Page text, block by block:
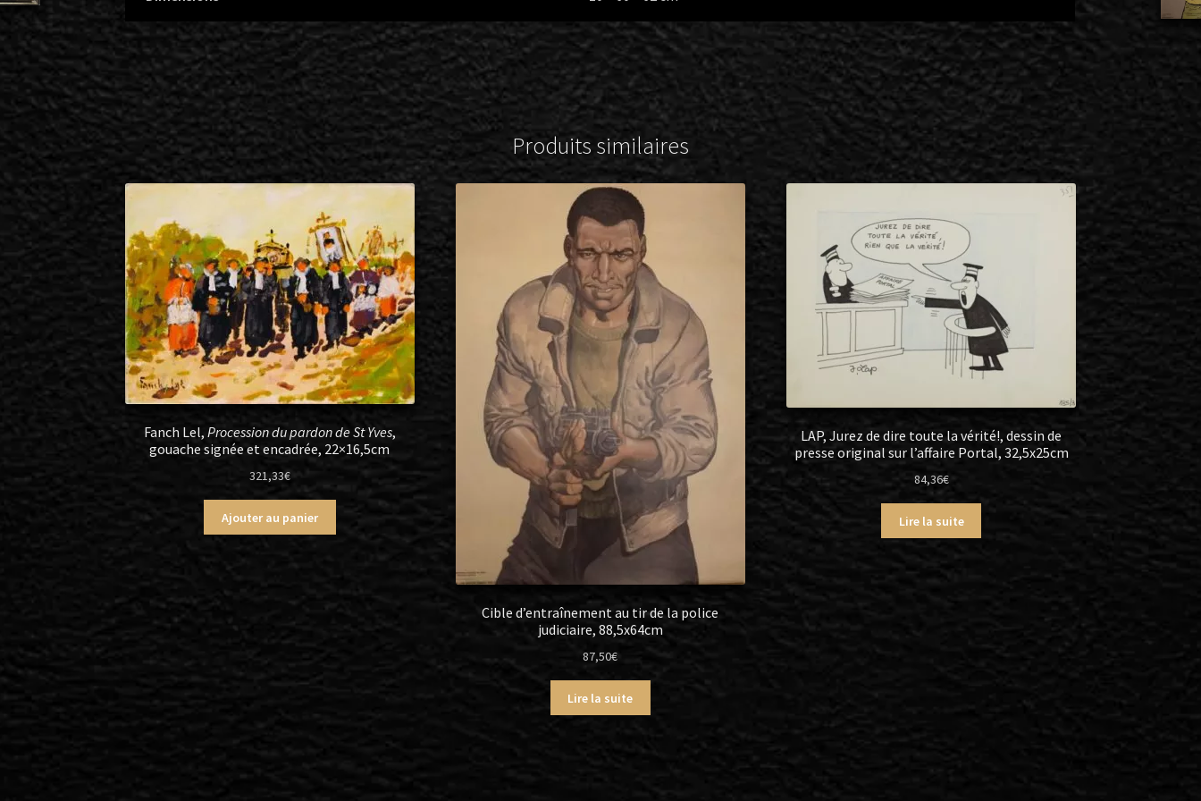
Produits similaires
Fanch Lel, Procession du pardon de St Yves,
gouache signée et encadrée, 22×16,5cm
321,33€
Ajouter au panier
Cible d’entraînement au tir de la police
judiciaire, 88,5x64cm
87,50€
Lire la suite
LAP, Jurez de dire toute la vérité!, dessin de
presse original sur l’affaire Portal, 32,5x25cm
84,36€
Lire la suite